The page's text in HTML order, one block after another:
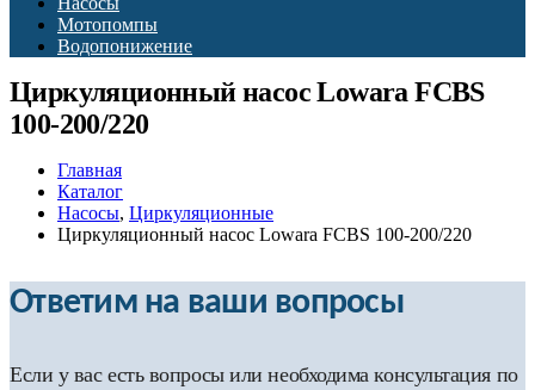
Мотопомпы
Водопонижение
Циркуляционный насос Lowara FCBS
100-200/220
Главная
Каталог
Насосы, Циркуляционные
Циркуляционный насос Lowara FCBS 100-200/220
Ответим на ваши вопросы
Если у вас есть вопросы или необходима консультация по